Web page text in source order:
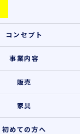
コンセプト
事業内容
販売
家具
初めての方へ